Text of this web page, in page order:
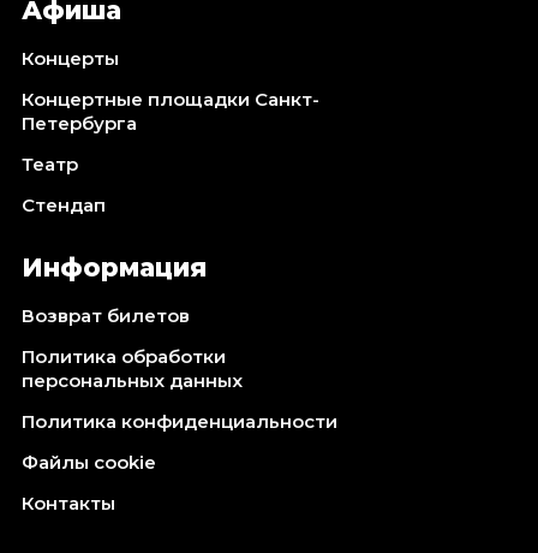
Афиша
Концерты
Концертные площадки Санкт-
Петербурга
Театр
Стендап
Информация
Возврат билетов
Политика обработки
персональных данных
Политика конфиденциальности
Файлы cookie
Контакты